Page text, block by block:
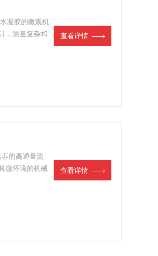
凝胶的微观机
，测量复杂和
查看详情
的高通量测
微环境的机械
查看详情